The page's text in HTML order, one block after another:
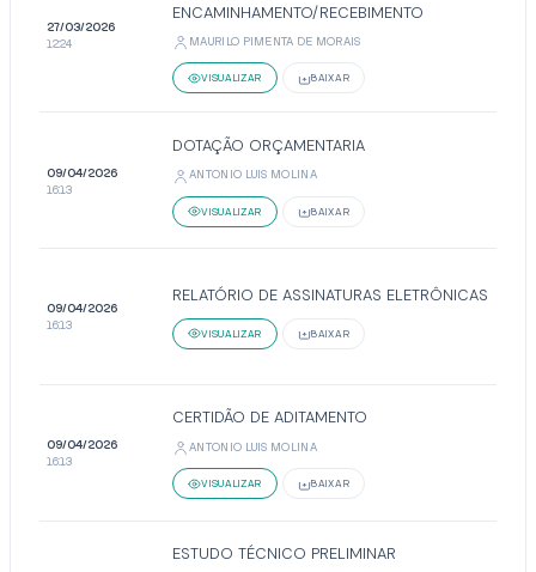
27/03/2026
12:24
ENCAMINHAMENTO/RECEBIMENTO
MAURILO PIMENTA DE MORAIS
VISUALIZAR BAIXAR
09/04/2026
16:13
DOTAÇÃO ORÇAMENTARIA
ANTONIO LUIS MOLINA
VISUALIZAR BAIXAR
09/04/2026
16:13
RELATÓRIO DE ASSINATURAS ELETRÔNICAS
VISUALIZAR BAIXAR
09/04/2026
16:13
CERTIDÃO DE ADITAMENTO
ANTONIO LUIS MOLINA
VISUALIZAR BAIXAR
ESTUDO TÉCNICO PRELIMINAR